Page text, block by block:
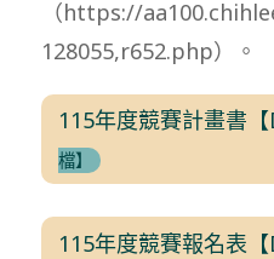
（https://
128055,r652.php）。
115年度競賽計畫書【
檔】
115年度競賽報名表【